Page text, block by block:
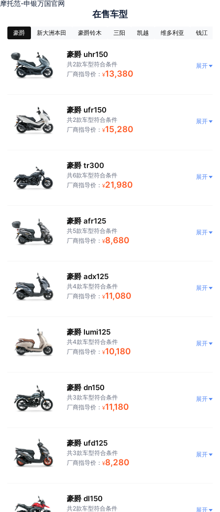
摩托范-申银万国官网
在售车型
豪爵 新大洲本田 豪爵铃木 三阳 凯越 维多利亚 钱江
豪爵 uhr150
共2款车型符合条件
厂商指导价： ¥13,380
展开
豪爵 ufr150
共2款车型符合条件
厂商指导价： ¥15,280
展开
豪爵 tr300
共6款车型符合条件
厂商指导价： ¥21,980
展开
豪爵 afr125
共5款车型符合条件
厂商指导价： ¥8,680
展开
豪爵 adx125
共4款车型符合条件
厂商指导价： ¥11,080
展开
豪爵 lumi125
共4款车型符合条件
厂商指导价： ¥10,180
展开
豪爵 dn150
共3款车型符合条件
厂商指导价： ¥11,180
展开
豪爵 ufd125
共3款车型符合条件
厂商指导价： ¥8,280
展开
豪爵 dl150
共2款车型符合条件
展开